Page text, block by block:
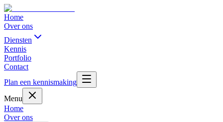
Home
Over ons
Diensten
Kennis
Portfolio
Contact
Plan een kennismaking
Menu
Home
Over ons